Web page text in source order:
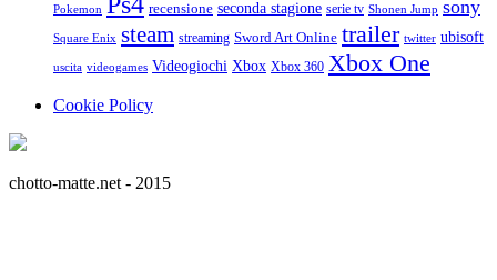
Pokemon recensione seconda stagione serie tv Shonen Jump sony
Square Enix steam streaming Sword Art Online trailer twitter ubisoft
uscita videogames Videogiochi Xbox Xbox 360 Xbox One
Cookie Policy
chotto-matte.net - 2015